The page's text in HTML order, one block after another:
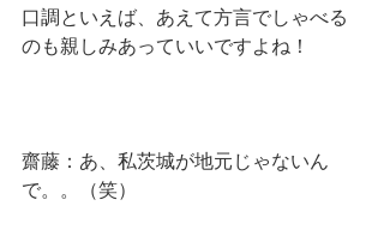
口調といえば、あえて方言でしゃべる
のも親しみあっていいですよね！
齋藤：あ、私茨城が地元じゃないん
で。。（笑）